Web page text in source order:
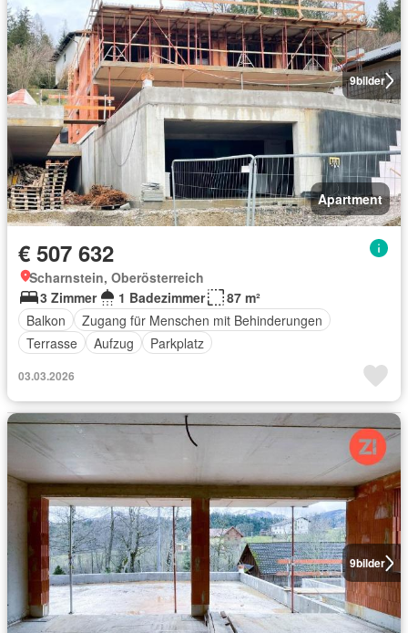
9bilder
Apartment
€ 507 632
Scharnstein, Oberösterreich
3 Zimmer
1 Badezimmer
87 m²
Balkon
Zugang für Menschen mit Behinderungen
Terrasse
Aufzug Parkplatz
03.03.2026
9bilder